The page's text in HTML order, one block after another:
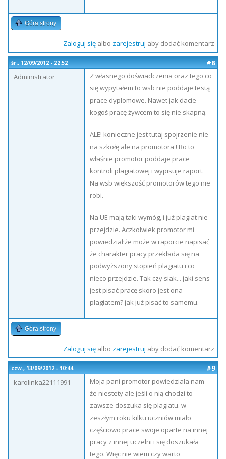
Góra strony
Zaloguj sięalbo zarejestruj aby dodać komentarz
śr., 12/09/2012 - 22:52
#8
Administrator
Z własnego doświadczenia oraz tego co
się wypytałem to wsb nie poddaje testą
prace dyplomowe. Nawet jak dacie
kogoś pracę żywcem to się nie skapną.
ALE! konieczne jest tutaj spojrzenie nie
na szkołę ale na promotora ! Bo to
właśnie promotor poddaje prace
kontroli plagiatowej i wypisuje raport.
Na wsb większość promotorów tego nie
robi.
Na UE mają taki wymóg, i już plagiat nie
przejdzie. Aczkolwiek promotor mi
powiedział że może w raporcie napisać
że charakter pracy przekłada się na
podwyższony stopień plagiatu i co
nieco przejdzie. Tak czy siak... jaki sens
jest pisać pracę skoro jest ona
plagiatem? jak już pisać to samemu.
Góra strony
Zaloguj sięalbo zarejestruj aby dodać komentarz
czw., 13/09/2012 - 10:44
#9
karolinka22111991
Moja pani promotor powiedziała nam
że niestety ale jeśli o nią chodzi to
zawsze doszuka się plagiatu. w
zeszłym roku kilku uczniów miało
częściowo prace swoje oparte na innej
pracy z innej uczelni i się doszukała
tego. Więc nie wiem czy warto